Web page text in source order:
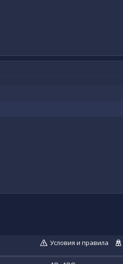
Условия и правила